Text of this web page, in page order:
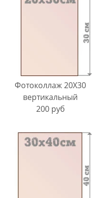
Фотоколлаж 20Х30
вертикальный
200 руб